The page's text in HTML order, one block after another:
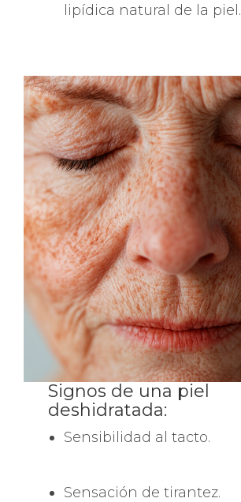
lipídica natural de la piel.
Signos de una piel
deshidratada:
Sensibilidad al tacto.
Sensación de tirantez.